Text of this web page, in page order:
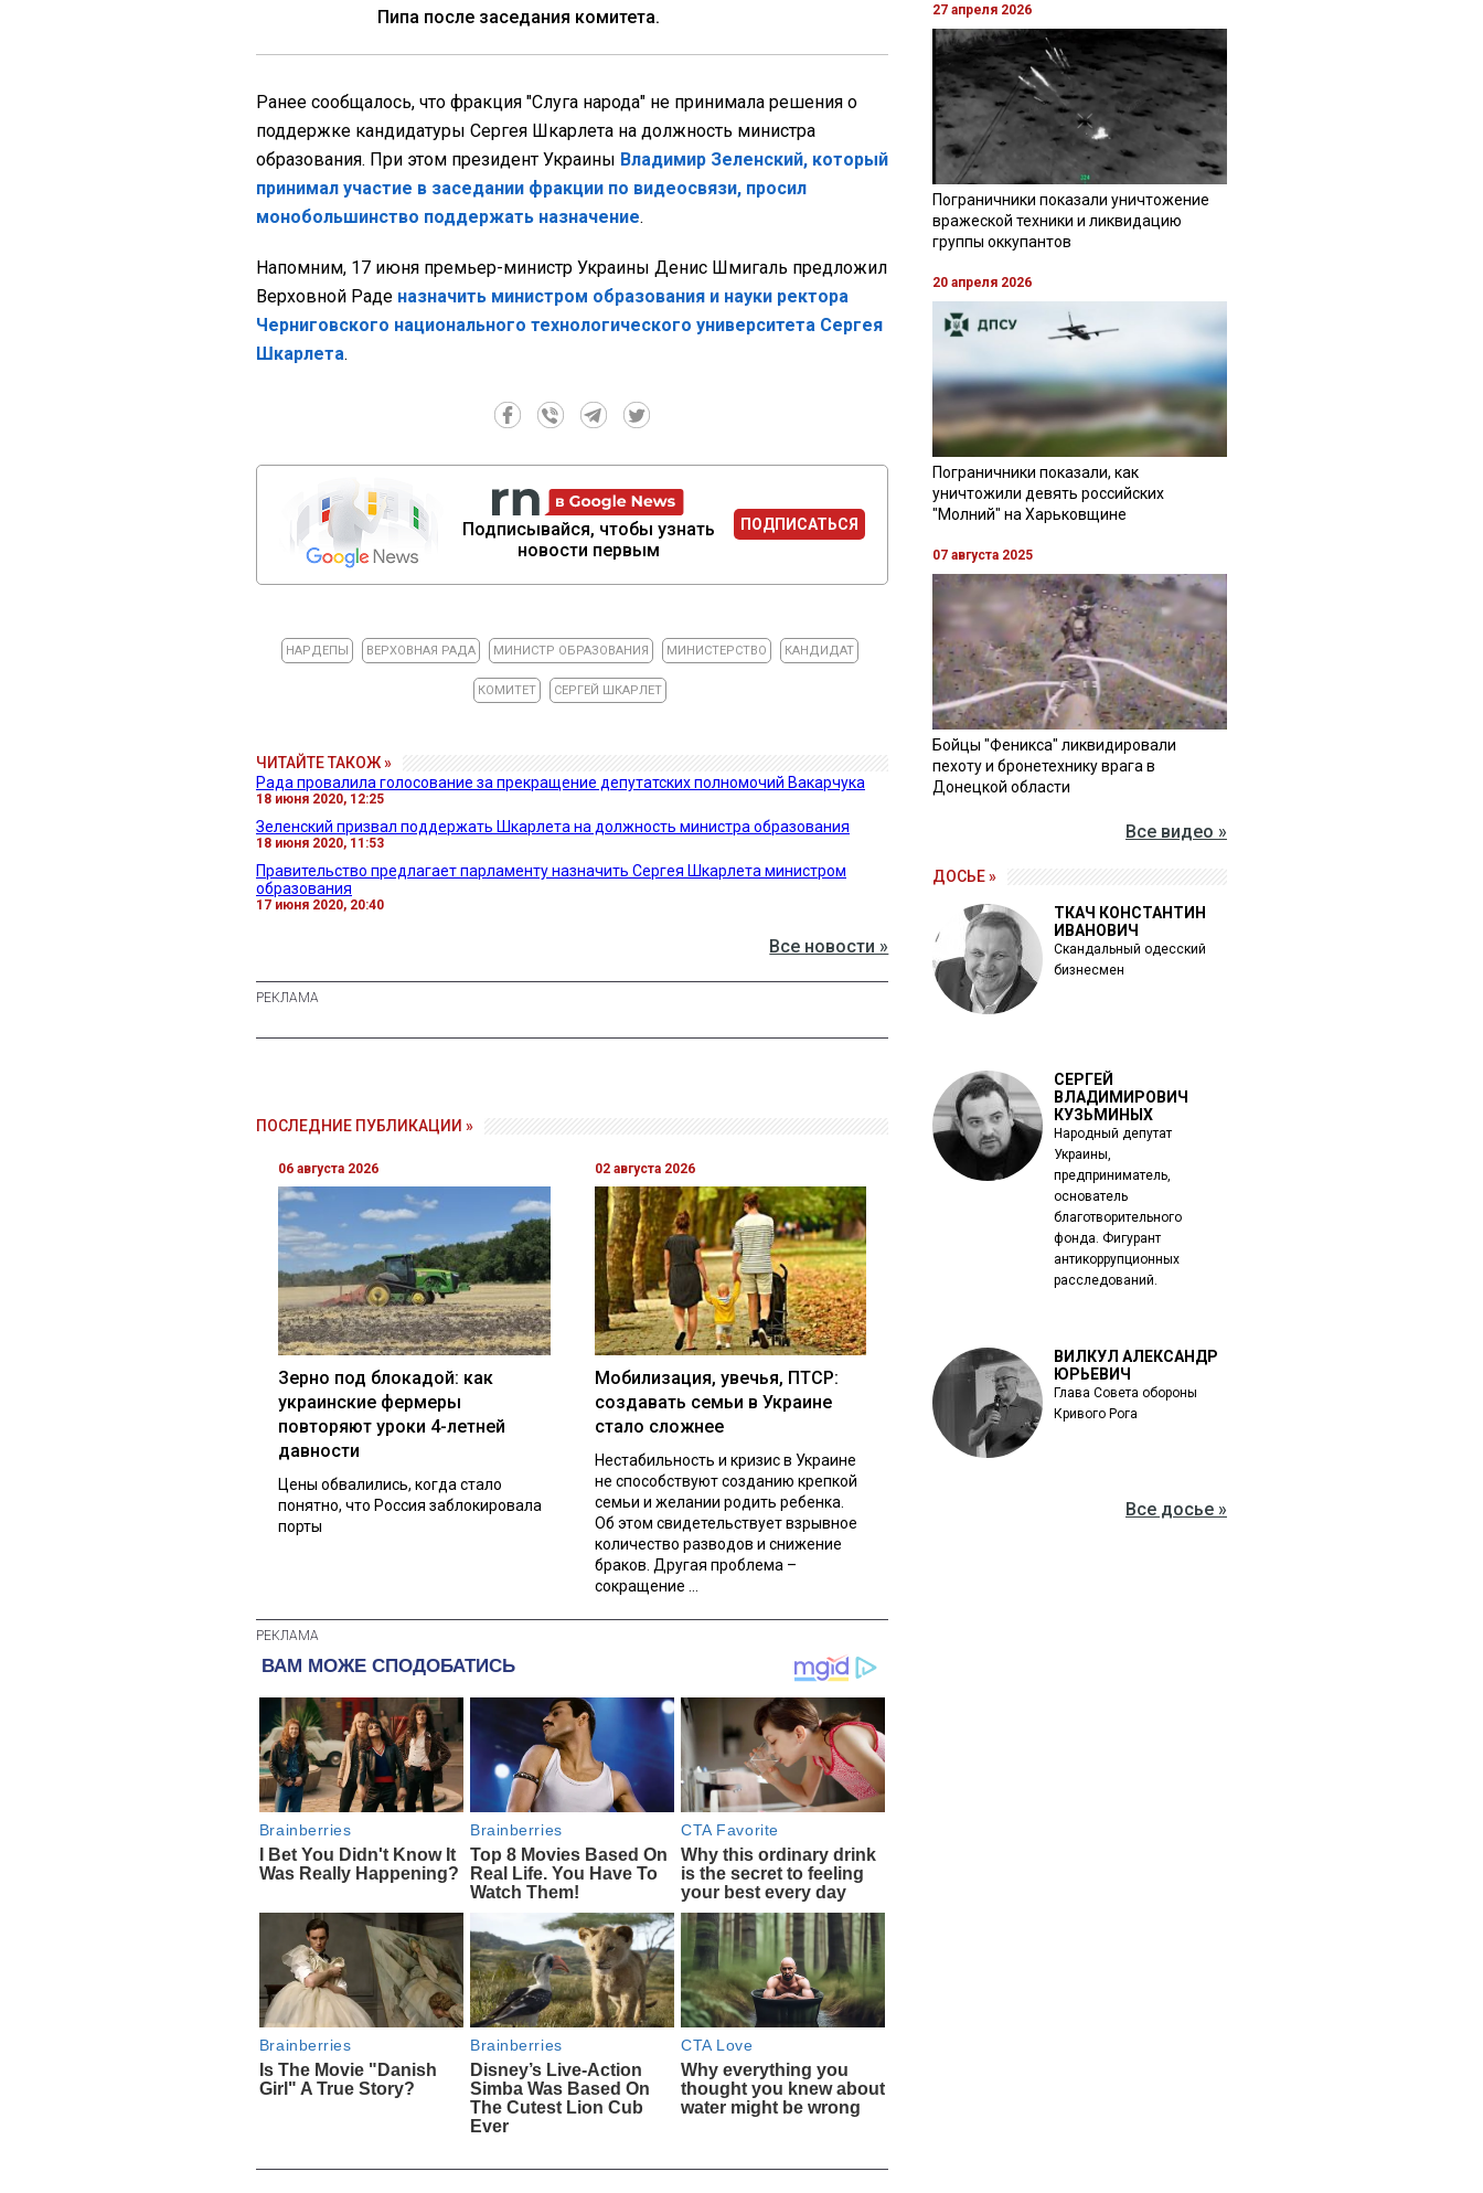
Пипа после заседания комитета.
Ранее сообщалось, что фракция "Слуга народа" не принимала решения о
поддержке кандидатуры Сергея Шкарлета на должность министра
образования. При этом президент Украины Владимир Зеленский, который
принимал участие в заседании фракции по видеосвязи, просил
монобольшинство поддержать назначение.
Напомним, 17 июня премьер-министр Украины Денис Шмигаль предложил
Верховной Раде назначить министром образования и науки ректора
Черниговского национального технологического университета Сергея
Шкарлета.
Подписывайся, чтобы узнать
новости первым
ПОДПИСАТЬСЯ
НАРДЕПЫ ВЕРХОВНАЯ РАДА МИНИСТР ОБРАЗОВАНИЯ МИНИСТЕРСТВО КАНДИДАТ
КОМИТЕТ СЕРГЕЙ ШКАРЛЕТ
ЧИТАЙТЕ ТАКОЖ »
Рада провалила голосование за прекращение депутатских полномочий Вакарчука
18 июня 2020, 12:25
Зеленский призвал поддержать Шкарлета на должность министра образования
18 июня 2020, 11:53
Правительство предлагает парламенту назначить Сергея Шкарлета министром
образования
17 июня 2020, 20:40
Все новости »
ПОСЛЕДНИЕ ПУБЛИКАЦИИ »
06 августа 2026
Зерно под блокадой: как
украинские фермеры
повторяют уроки 4-летней
давности
Цены обвалились, когда стало
понятно, что Россия заблокировала
порты
02 августа 2026
Мобилизация, увечья, ПТСР:
создавать семьи в Украине
стало сложнее
Нестабильность и кризис в Украине
не способствуют созданию крепкой
семьи и желании родить ребенка.
Об этом свидетельствует взрывное
количество разводов и снижение
браков. Другая проблема –
сокращение ...
27 апреля 2026
Пограничники показали уничтожение
вражеской техники и ликвидацию
группы оккупантов
20 апреля 2026
Пограничники показали, как
уничтожили девять российских
"Молний" на Харьковщине
07 августа 2025
Бойцы "Феникса" ликвидировали
пехоту и бронетехнику врага в
Донецкой области
Все видео »
ДОСЬЕ »
ТКАЧ КОНСТАНТИН
ИВАНОВИЧ
Скандальный одесский
бизнесмен
СЕРГЕЙ
ВЛАДИМИРОВИЧ
КУЗЬМИНЫХ
Народный депутат
Украины,
предприниматель,
основатель
благотворительного
фонда. Фигурант
антикоррупционных
расследований.
ВИЛКУЛ АЛЕКСАНДР
ЮРЬЕВИЧ
Глава Совета обороны
Кривого Рога
Все досье »